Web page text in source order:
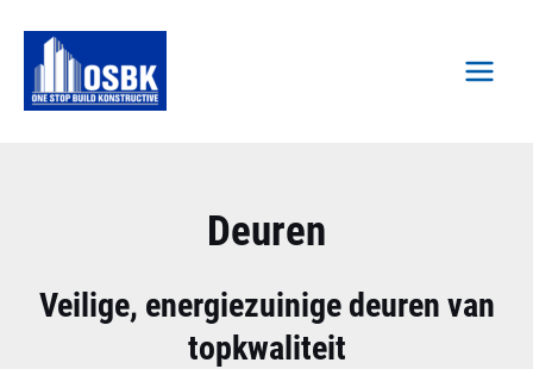
inhoud
Deuren
Veilige, energiezuinige deuren van
topkwaliteit